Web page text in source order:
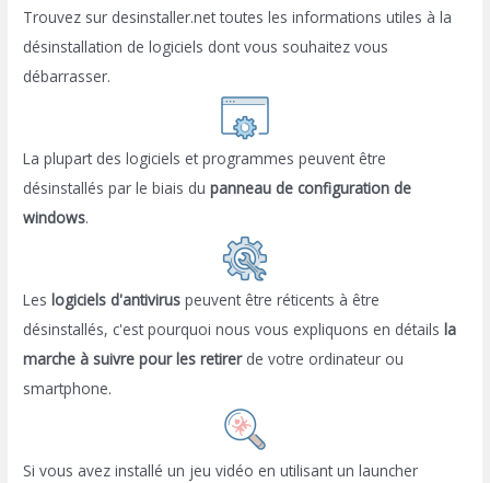
Trouvez sur desinstaller.net toutes les informations utiles à la
désinstallation de logiciels dont vous souhaitez vous
débarrasser.
La plupart des logiciels et programmes peuvent être
désinstallés par le biais dupanneau de configuration de
windows.
Les logiciels d'antivirus peuvent être réticents à être
désinstallés, c'est pourquoi nous vous expliquons en détails la
marche à suivre pour les retirerde votre ordinateur ou
smartphone.
Si vous avez installé un jeu vidéo en utilisant un launcher